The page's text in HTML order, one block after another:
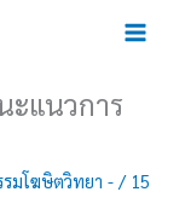
ะแนวการ
รมโฆษิตวิทยา - / 15